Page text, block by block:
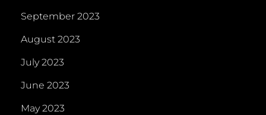
September 2023
August 2023
July 2023
June 2023
May 2023